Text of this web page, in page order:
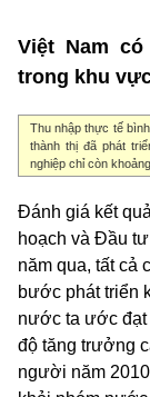
Việt Nam
trong khu
Thu nhập thực tế
thành thị đã phát
nghiệp chỉ còn
Đánh giá kết
hoạch và Đầu
năm qua, tất cả
bước phát triển
nước ta ước đạt
độ tăng trưởng
người năm